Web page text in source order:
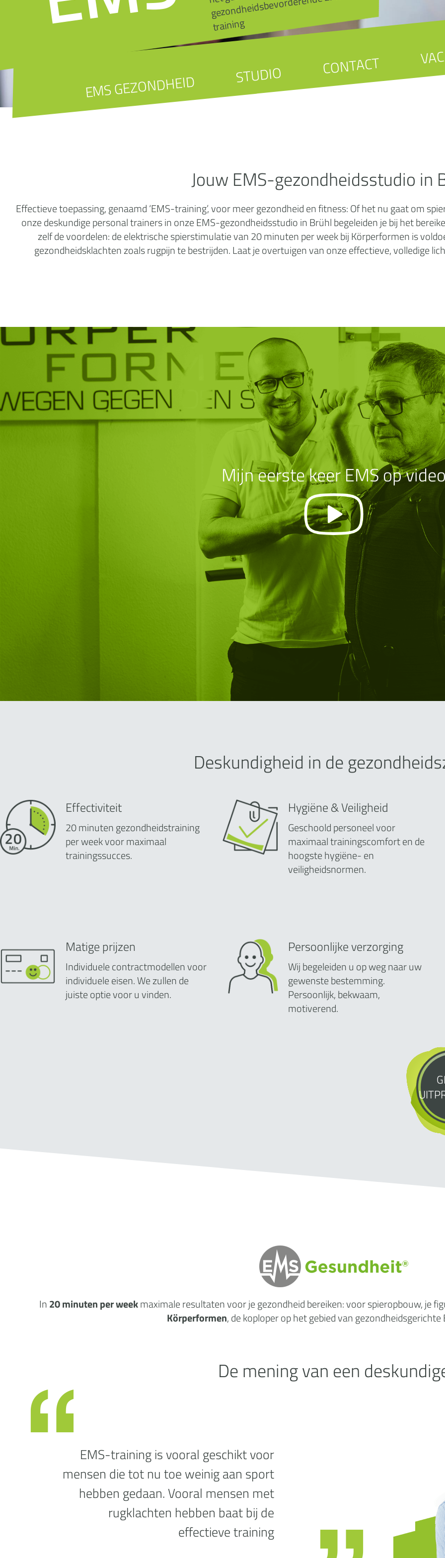
training
EMS GEZONDHEID STUDIO CONTACT
Jouw EMS-gezondheidsstudio in
Effectieve toepassing, genaamd ‘EMS-training’, voor meer gezondheid en fitness: Of het nu gaat om
onze deskundige personal trainers in onze EMS-gezondheidsstudio in Brühl begeleiden je bij het
zelf de voordelen: de elektrische spierstimulatie van 20 minuten per week bij Körperformen is
gezondheidsklachten zoals rugpijn te bestrijden. Laat je overtuigen van onze effectieve, volledige
Mijn eerste keer EMS op
Deskundigheid in de
Effectiviteit
20 minuten gezondheidstraining
per week voor maximaal
trainingssucces.
Hygiëne & Veiligheid
Geschoold personeel voor
maximaal trainingscomfort en de
hoogste hygiëne- en
veiligheidsnormen.
Matige prijzen
Individuele contractmodellen voor
individuele eisen. We zullen de
juiste optie voor u vinden.
Persoonlijke verzorging
Wij begeleiden u op weg naar uw
gewenste bestemming.
Persoonlijk, bekwaam,
motiverend.
In20 minuten per weekmaximaleresultatenvoor je gezondheidbereiken: voor spieropbouw, je
Körperformen, de koploper op het gebied van
EMS-training is vooral geschikt voor
mensen die tot nu toe weinig aan sport
hebben gedaan. Vooral mensen met
rugklachten hebben baat bij de
effectieve training
De mening van een